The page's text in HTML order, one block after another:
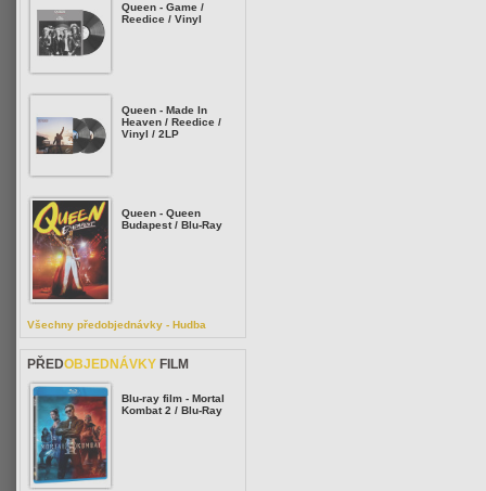
Queen - Game /
Reedice / Vinyl
Queen - Made In
Heaven / Reedice /
Vinyl / 2LP
Queen - Queen
Budapest / Blu-Ray
Všechny předobjednávky - Hudba
PŘEDOBJEDNÁVKY FILM
Blu-ray film - Mortal
Kombat 2 / Blu-Ray